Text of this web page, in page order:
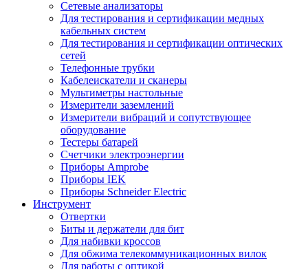
Сетевые анализаторы
Для тестирования и сертификации медных
кабельных систем
Для тестирования и сертификации оптических
сетей
Телефонные трубки
Кабелеискатели и сканеры
Мультиметры настольные
Измерители заземлений
Измерители вибраций и сопутствующее
оборудование
Тестеры батарей
Счетчики электроэнергии
Приборы Amprobe
Приборы IEK
Приборы Schneider Electric
Инструмент
Отвертки
Биты и держатели для бит
Для набивки кроссов
Для обжима телекоммуникационных вилок
Для работы с оптикой